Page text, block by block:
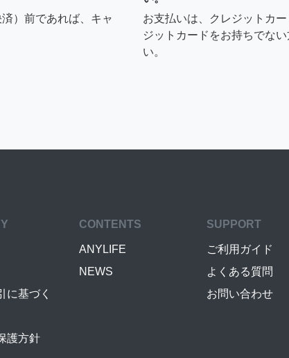
）前であれば、キャ
お支払いは、クレジットカ
ジットカードをお持ちでな
い。
に基づく
護方針
CONTENTS
ANYLIFE
NEWS
SUPPORT
ご利用ガイド
よくある質問
お問い合わせ